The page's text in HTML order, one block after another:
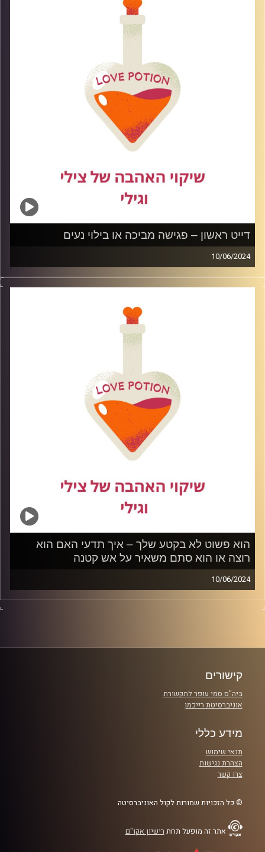
בפרק זה נדבר מהי הבחורה האידאלית מנקודת מבט גברית
ונשית כאחד ומה נעשה כדי לשקף את התכונות שיש בכל
בחורה בשלבי ההיכרויות הראשונים.
דייט ראשון – פגישה מביכה או בילוי נעים
10/06/2024
מי מאיתנו לא מפחד מדייט ראשון? זה יכול להיות מביך, מפחיד
ואפילו מאיים. בפרק זה נדבר על איך להתנהל נכון בדייט
הראשון כדי שניצור לעצמנו חוויה נעימה וחיובית. ונזכור תמיד
דייט ראשון זה רק פגישה ראשונית, הכל פתוח והכל יכול
הוא פשוט לא בקטע שלך – איך תדעי האם הוא
רוצה או הוא סתם משאיר על אש קטנה
10/06/2024
האם הבן אדם שאיתו את בקשר באמת נותן לך הכול או שאת
קרדיט תמונות:
קישורים
ביה"ס סמי עופר לתקשורת
אוניברסיטת רייכמן
מידע כללי
תנאי שימוש
הצהרת נגישות
צרו קשר
© כל הזכויות שמורות לקול האוניברסיטה
אתר זה מופעל תחת רישיון אקו"ם